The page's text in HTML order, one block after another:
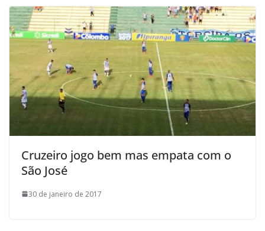
Cruzeiro jogo bem mas empata com o
São José
30 de janeiro de 2017